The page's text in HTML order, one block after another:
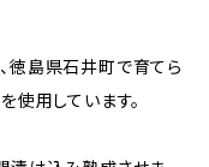
徳島県石井町で育てら
使用しています。